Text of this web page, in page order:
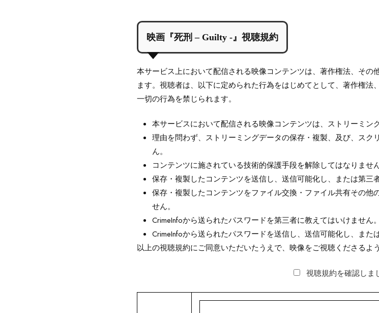
映画『死刑 – Guilty -』視聴規約
本サービス上において配信される映像コンテンツは、著作権法、そ
ます。視聴者は、以下に定められた行為をはじめてとして、著作権
一切の行為を禁じられます。
本サービスにおいて配信される映像コンテンツは、ストリーミン
理由を問わず、ストリーミングデータの保存・複製、及び、ス
ん。
コンテンツに施されている技術的保護手段を解除してはなりません
保存・複製したコンテンツを送信し、送信可能化し、または第三
保存・複製したコンテンツをファイル交換・ファイル共有その他
せん。
CrimeInfoから送られたパスワードを第三者に教えてはいけません。
CrimeInfoから送られたパスワードを送信し、送信可能化し、また
以上の視聴規約にご同意いただいたうえで、映像をご視聴くださるよ
視聴規約を確認しま